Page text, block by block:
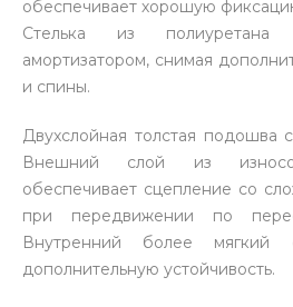
обеспечивает хорошую
Стелька из полиуретана
амортизатором, снимая
и спины.
Двухслойная толстая подошва
Внешний слой из
обеспечивает сцепление со
при передвижении по
Внутренний более мягкий
дополнительную устойчивость.